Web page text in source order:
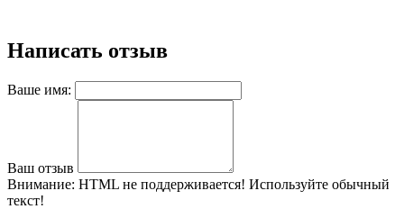
Написать отзыв
Ваше имя:
Ваш отзыв
Внимание: HTML не поддерживается! Используйте обычный
текст!